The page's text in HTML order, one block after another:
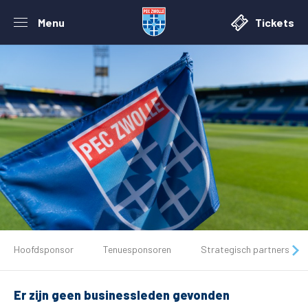
Menu Tickets
Tickets
Matchdays
Hoofdsponsor Tenuesponsoren Strategisch partners
Er zijn geen businessleden gevonden